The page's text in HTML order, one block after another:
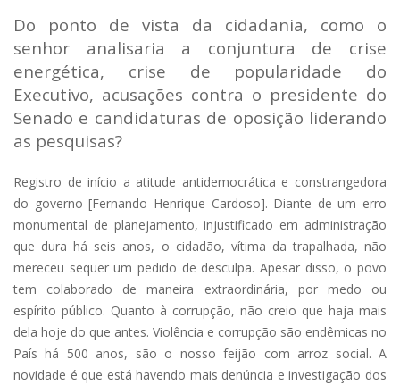
Do ponto de vista da cidadania, como o
senhor analisaria a conjuntura de crise
energética, crise de popularidade do
Executivo, acusações contra o presidente do
Senado e candidaturas de oposição liderando
as pesquisas?
Registro de início a atitude antidemocrática e constrangedora
do governo [Fernando Henrique Cardoso]. Diante de um erro
monumental de planejamento, injustificado em administração
que dura há seis anos, o cidadão, vítima da trapalhada, não
mereceu sequer um pedido de desculpa. Apesar disso, o povo
tem colaborado de maneira extraordinária, por medo ou
espírito público. Quanto à corrupção, não creio que haja mais
dela hoje do que antes. Violência e corrupção são endêmicas no
País há 500 anos, são o nosso feijão com arroz social. A
novidade é que está havendo mais denúncia e investigação dos